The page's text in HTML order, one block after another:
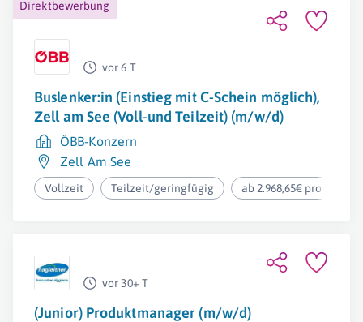
Direktbewerbung
vor 6 T
Buslenker:in (Einstieg mit C-Schein möglich),
Zell am See (Voll-und Teilzeit) (m/w/d)
ÖBB-Konzern
Zell Am See
Vollzeit Teilzeit/geringfügig ab 2.968,65€ pro Monat
vor 30+ T
(Junior) Produktmanager (m/w/d)